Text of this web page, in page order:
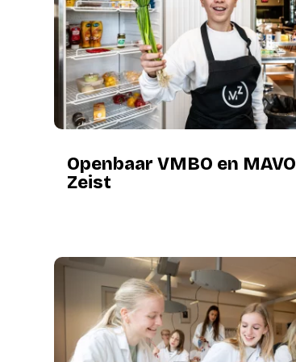
Openbaar VMBO en MAVO
Zeist